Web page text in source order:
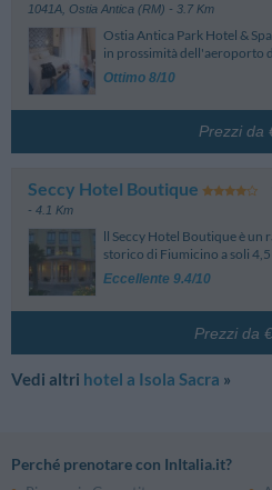
1041A Ostia Antica (RM) - 3.7 Km
Ostia Antica Park Hotel &
in prossimità dell'aeroporto
Ottimo 8/10
Prezzi da
Seccy Hotel Boutique
- 4.1 Km
ll Seccy Hotel Boutique è
storico di Fiumicino a soli
Eccellente 9.4/10
Prezzi da
Vedi altri hotel a Isola Sacra »
Perché prenotare con InItalia.it?